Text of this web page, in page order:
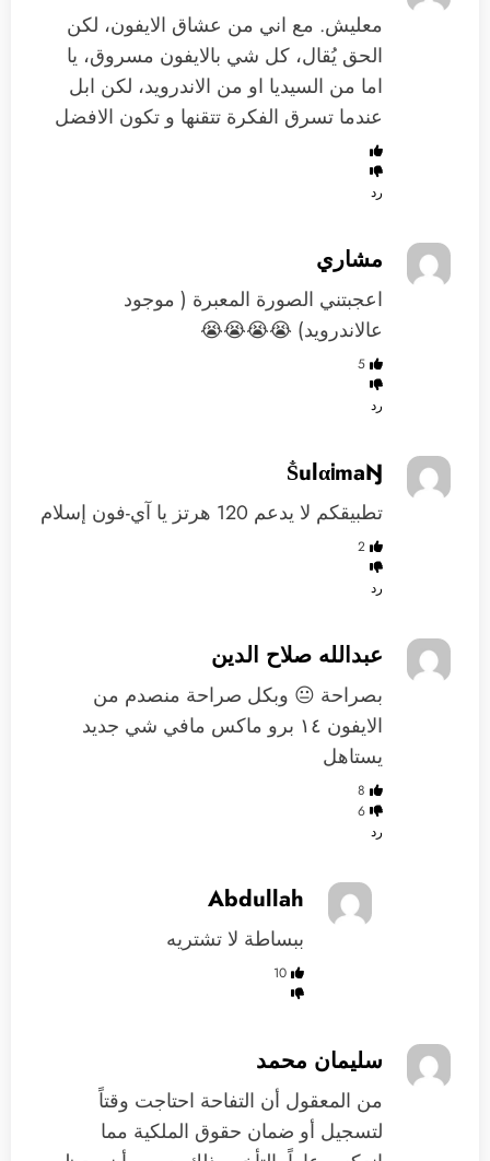
معليش. مع اني من عشاق الايفون، لكن
الحق يُقال، كل شي بالايفون مسروق، يا
اما من السيديا او من الاندرويد، لكن ابل
عندما تسرق الفكرة تتقنها و تكون الافضل
رد
مشاري
اعجبتني الصورة المعبرة ( موجود
عالاندرويد) 😭😭😭😭
5
رد
تطبيقكم لا يدعم 120 هرتز يا آي-فون إسلام
2
رد
عبدالله صلاح الدين
بصراحة 😐 وبكل صراحة منصدم من
الايفون ١٤ برو ماكس مافي شي جديد
يستاهل
8
6
رد
Abdullah
ببساطة لا تشتريه
10
سليمان محمد
من المعقول أن التفاحة احتاجت وقتاً
لتسجيل أو ضمان حقوق الملكية مما